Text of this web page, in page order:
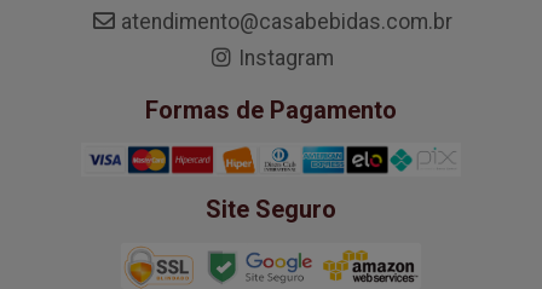
atendimento@casabebidas.com.br
Instagram
Formas de Pagamento
Site Seguro